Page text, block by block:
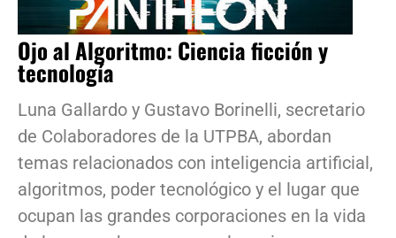
Ojo al Algoritmo: Ciencia ficción y
tecnología
Luna Gallardo y Gustavo Borinelli, secretario
de Colaboradores de la UTPBA, abordan
temas relacionados con inteligencia artificial,
algoritmos, poder tecnológico y el lugar que
ocupan las grandes corporaciones en la vida